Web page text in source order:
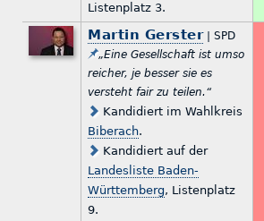
Listenplatz 3.
Martin Gerster| SPD
„Eine Gesellschaft ist umso
reicher, je besser sie es
versteht fair zu teilen.“
Kandidiert im Wahlkreis
Biberach.
Kandidiert auf der
Landesliste Baden-
Württemberg, Listenplatz
9.